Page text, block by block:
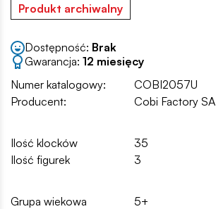
Produkt archiwalny
Dostępność: Brak
Gwarancja: 12 miesięcy
Numer katalogowy:
COBI2057U
Producent:
Cobi Factory SA
Ilość klocków
35
Ilość figurek
3
Grupa wiekowa 5+